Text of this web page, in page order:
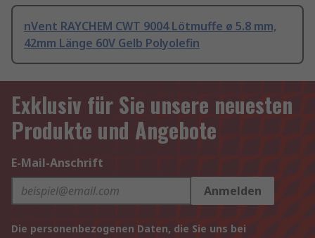
nVent RAYCHEM CWT 9004 Lötmuffe ø 5.8 mm,
42mm Länge 60V Gelb Polyolefin
Exklusiv für Sie unsere neuesten
Produkte und Angebote
E-Mail-Anschrift
Anmelden
Die personenbezogenen Daten, die Sie uns bei